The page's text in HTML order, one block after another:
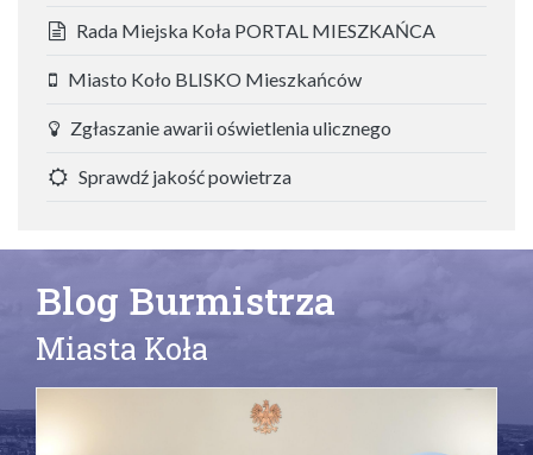
Rada Miejska Koła PORTAL MIESZKAŃCA
Miasto Koło BLISKO Mieszkańców
Zgłaszanie awarii oświetlenia ulicznego
Sprawdź jakość powietrza
Blog Burmistrza
Miasta Koła